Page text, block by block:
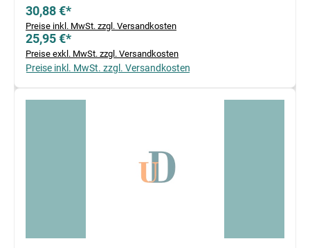
30,88 €*
Preise inkl. MwSt. zzgl. Versandkosten
25,95 €*
Preise exkl. MwSt. zzgl. Versandkosten
Preise inkl. MwSt. zzgl. Versandkosten